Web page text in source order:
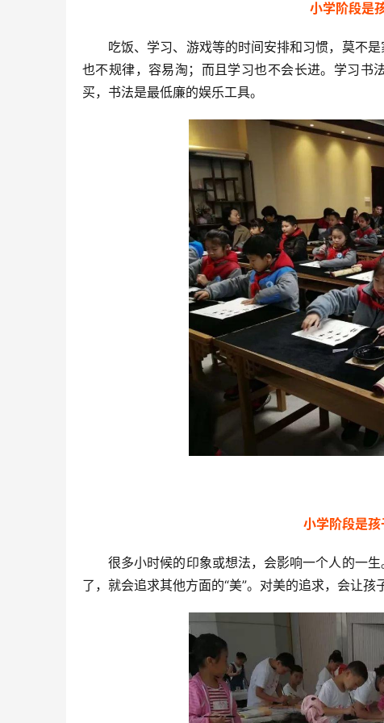
小学阶段是
吃饭、学习、游戏等的时间安排和习惯，莫不
也不规律，容易淘；而且学习也不会长进。学习书
买，书法是最低廉的娱乐工具。
小学阶段是
很多小时候的印象或想法，会影响一个人的一
了，就会追求其他方面的“美”。对美的追求，会让孩